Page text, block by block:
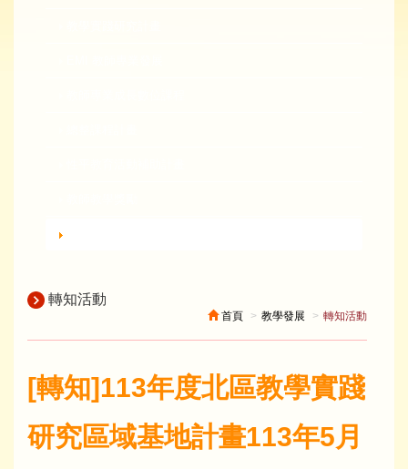
轉知活動
首頁 教學發展 轉知活動
[轉知]113年度北區教學實踐
研究區域基地計畫113年5月